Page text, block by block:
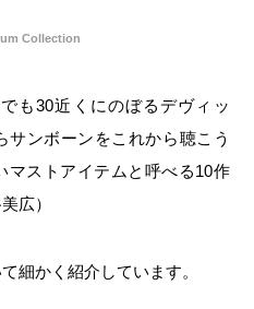
Collection
も30近くにのぼるデヴィッ
サンボーンをこれから聴こう
マストアイテムと呼べる10作
広）
細かく紹介しています。